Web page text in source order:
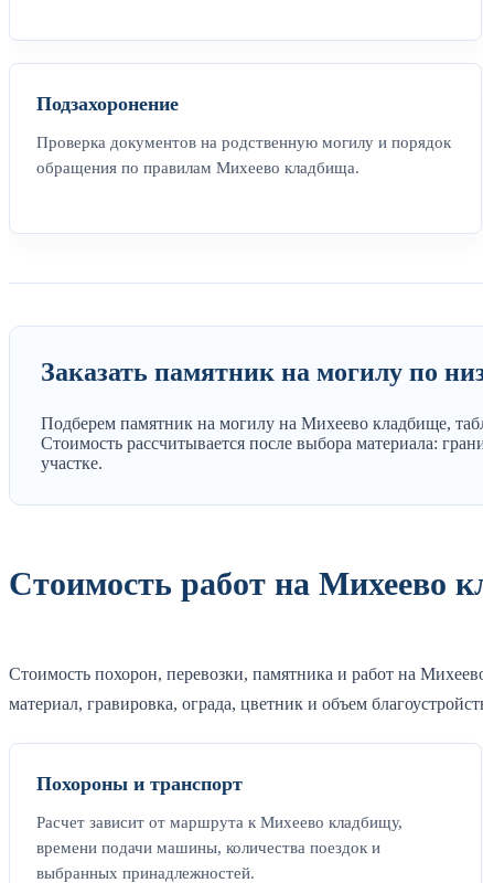
Подзахоронение
Проверка документов на родственную могилу и порядок
обращения по правилам Михеево кладбища.
Заказать памятник на могилу по
Подберем памятник на могилу на Михеево кладбище,
Стоимость рассчитывается после выбора материала:
участке.
Стоимость работ на Михеево
Стоимость похорон, перевозки, памятника и работ на
материал, гравировка, ограда, цветник и объем
Похороны и транспорт
Расчет зависит от маршрута к Михеево кладбищу,
времени подачи машины, количества поездок и
выбранных принадлежностей.